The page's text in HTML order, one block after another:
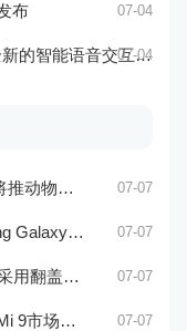
布 07-04
智能语音交互系统07-04
能化发展 07-07
格相对稳定 07-07
式设计？ 07-07
相对稳定 07-07